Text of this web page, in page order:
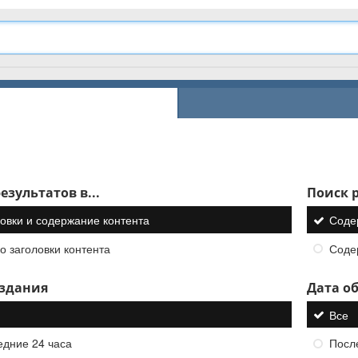
в...
и содержание контента
заголовки контента
Поиск
24 часа
Дата
Все